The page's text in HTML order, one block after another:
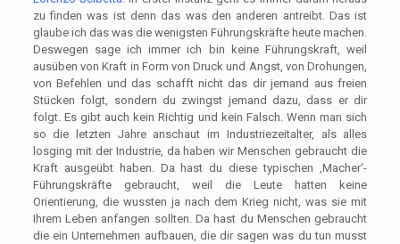
zu finden was ist denn das was den anderen antreibt. Das ist
glaube ich das was die wenigsten Führungskräfte heute machen.
Deswegen sage ich immer ich bin keine Führungskraft, weil
ausüben von Kraft in Form von Druck und Angst, von Drohungen,
von Befehlen und das schafft nicht das dir jemand aus freien
Stücken folgt, sondern du zwingst jemand dazu, dass er dir
folgt. Es gibt auch kein Richtig und kein Falsch. Wenn man sich
so die letzten Jahre anschaut im Industriezeitalter, als alles
losging mit der Industrie, da haben wir Menschen gebraucht die
Kraft ausgeübt haben. Da hast du diese typischen ‚Macher‘-
Führungskräfte gebraucht, weil die Leute hatten keine
Orientierung, die wussten ja nach dem Krieg nicht, was sie mit
Ihrem Leben anfangen sollten. Da hast du Menschen gebraucht
die ein Unternehmen aufbauen, die dir sagen was du tun musst